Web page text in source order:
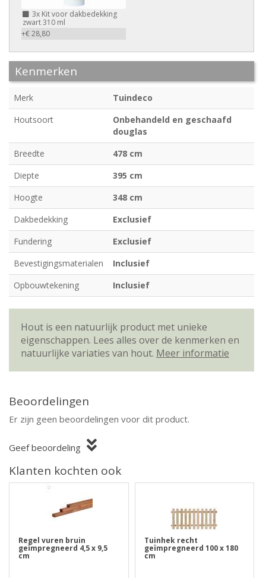
3x Kit voor dakbedekking
zwart 310 ml
+€ 28,80
Kenmerken
Merk
Tuindeco
Houtsoort
Onbehandeld en geschaafd
douglas
Breedte
478 cm
Diepte
395 cm
Hoogte
348 cm
Dakbedekking
Exclusief
Fundering
Exclusief
Bevestigingsmaterialen
Inclusief
Opbouwtekening
Inclusief
Hout is een natuurlijk product met unieke
eigenschappen. Lees alles over de kenmerken en
natuurlijke variaties van hout. Meer informatie
Beoordelingen
Er zijn geen beoordelingen voor dit product.
Geef beoordeling
Klanten kochten ook
Regel vuren bruin
geïmpregneerd 4,5 x 9,5
cm
Tuinhek recht
geïmpregneerd 100 x 180
cm